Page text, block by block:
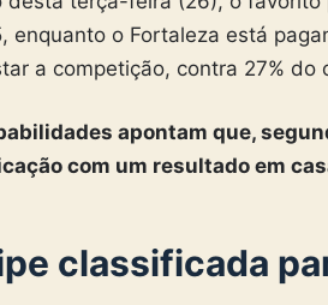
enquanto o Fortaleza está
a competição, contra 27% do
apontam que,
com um resultado em
classificada